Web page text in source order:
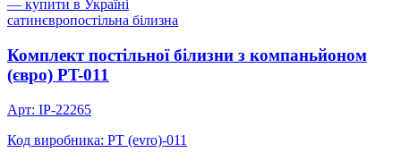
сатинєвропостільна білизна
Комплект постільної білизни з компаньйоном
(євро) PT-011
Арт: IP-22265
Код виробника: PT (evro)-011